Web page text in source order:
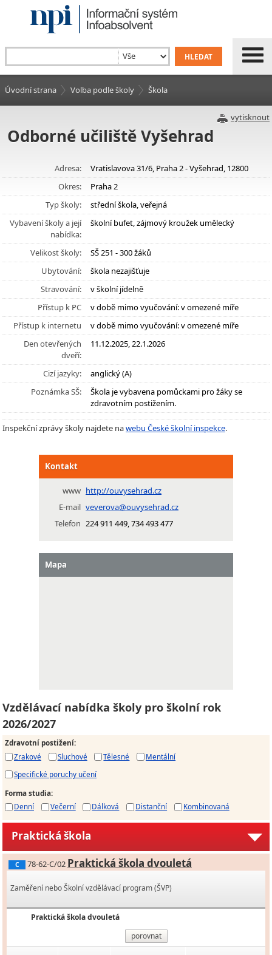
Úvodní strana Volba podle školy Škola
vytisknout
Odborné učiliště Vyšehrad
Adresa:
Vratislavova 31/6, Praha 2 - Vyšehrad, 12800
Okres:
Praha 2
Typ školy:
střední škola, veřejná
Vybavení školy a její
nabídka:
školní bufet, zájmový kroužek umělecký
Velikost školy:
SŠ 251 - 300 žáků
Ubytování:
škola nezajišťuje
Stravování:
v školní jídelně
Přístup k PC
v době mimo vyučování: v omezené míře
Přístup k internetu
v době mimo vyučování: v omezené míře
Den otevřených
dveří:
11.12.2025, 22.1.2026
Cizí jazyky:
anglický (A)
Poznámka SŠ:
Škola je vybavena pomůckami pro žáky se
zdravotním postižením.
Inspekční zprávy školy najdete nawebu České školní inspekce.
Kontakt
www http://ouvysehrad.cz
E-mail veverova@ouvysehrad.cz
Telefon 224 911 449, 734 493 477
Mapa
Vzdělávací nabídka školy pro školní rok
2026/2027
Zdravotní postižení:
Zrakové
Sluchové Tělesné
Mentální
Specifické poruchy učení
Forma studia:
Denní
Večerní Dálková Distanční Kombinovaná
Praktická škola
C 78-62-C/02 Praktická škola dvouletá
Zaměření nebo Školní vzdělávací program (ŠVP)
Praktická škola dvouletá
porovnat